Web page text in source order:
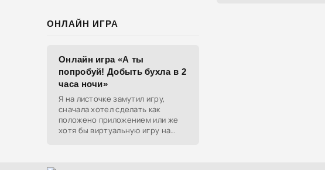
ОНЛАЙН ИГРА
Онлайн игра «А ты
попробуй! Добыть бухла в 2
часа ночи»
Я на листочке замутил игру,
сначала хотел сделать как
положено приложением или же
хотя бы виртуальную игру на